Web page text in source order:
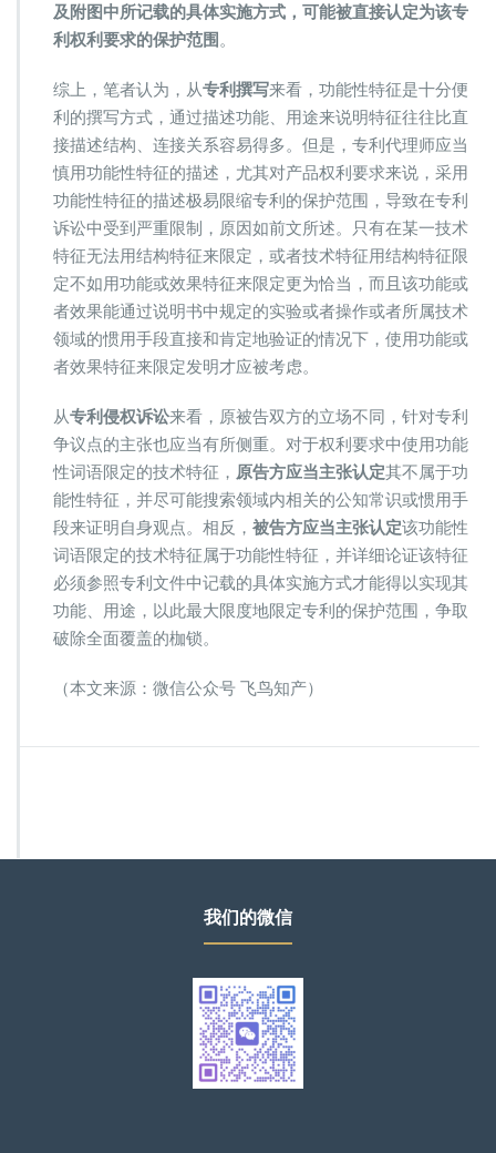
及附图中所记载的具体实施方式 ，可能被直接认定为该专
利权利要求的保护范围。
综上，笔者认为，从专利撰写来看，功能性特征是十分便
利的撰写方式，通过描述功能、用途来说明特征往往比直
接描述结构、连接关系容易得多。但是，专利代理师应当
慎用功能性特征的描述，尤其对产品权利要求来说，采用
功能性特征的描述极易限缩专利的保护范围，导致在专利
诉讼中受到严重限制，原因如前文所述。只有在某一技术
特征无法用结构特征来限定，或者技术特征用结构特征限
定不如用功能或效果特征来限定更为恰当，而且该功能或
者效果能通过说明书中规定的实验或者操作或者所属技术
领域的惯用手段直接和肯定地验证的情况下，使用功能或
者效果特征来限定发明才应被考虑。
从专利侵权诉讼来看，原被告双方的立场不同，针对专利
争议点的主张也应当有所侧重。对于权利要求中使用功能
性词语限定的技术特征， 原告方应当主张认定其不属于功
能性特征，并尽可能搜索领域内相关的公知常识或惯用手
段来证明自身观点。相反， 被告方应当主张认定该功能性
词语限定的技术特征属于功能性特征，并详细论证该特征
必须参照专利文件中记载的具体实施方式才能得以实现其
功能、用途，以此最大限度地限定专利的保护范围，争取
破除全面覆盖的枷锁。
（本文来源：微信公众号 飞鸟知产）
我们的微信